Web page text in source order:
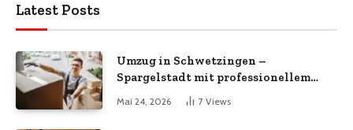
Latest Posts
Umzug in Schwetzingen –
Spargelstadt mit professionellem
Umzugsservice
Mai 24, 2026 7 Views